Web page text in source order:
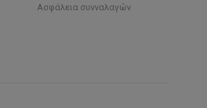
Ασφάλεια συνναλαγών